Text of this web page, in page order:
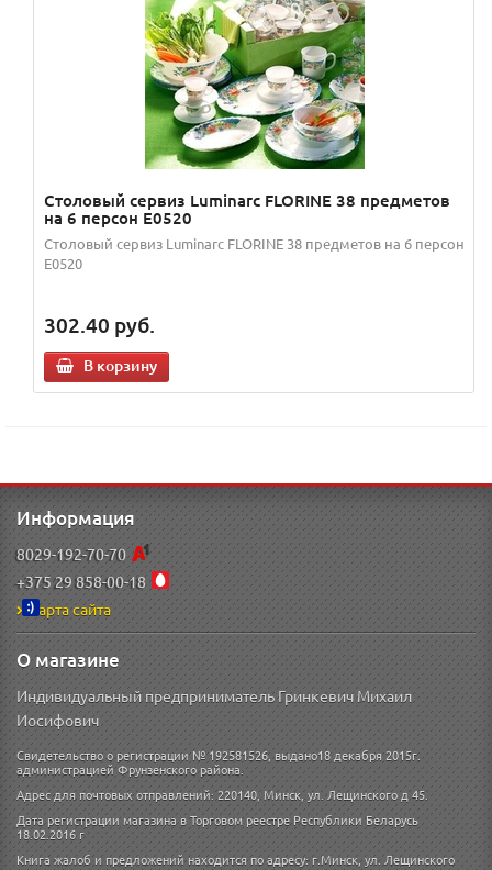
Столовый сервиз Luminarc FLORINE 38 предметов
на 6 персон E0520
Столовый сервиз Luminarc FLORINE 38 предметов на 6 персон
E0520
302.40 руб.
В корзину
Информация
8029-192-70-70
+375 29 858-00-18
Карта сайта
О магазине
Индивидуальный предприниматель Гринкевич Михаил
Иосифович
Свидетельство о регистрации № 192581526, выдано18 декабря 2015г.
администрацией Фрунзенского района.
Адрес для почтовых отправлений: 220140, Минск, ул. Лещинского д 45.
Дата регистрации магазина в Торговом реестре Республики Беларусь
18.02.2016 г
Книга жалоб и предложений находится по адресу: г.Минск, ул. Лещинского